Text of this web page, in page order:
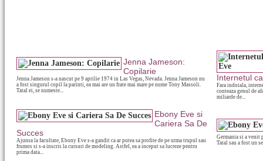
Jenna Jameson:
Copilarie
Jenna Jameson s-a nascut pe 9 aprilie 1974 in Las Vegas, Nevada. Jenna Jameson nu
a fost singurul copil la parinti, ea mai are un frate mai mare pe nume Tony Massoli.
Tatal ei, se numeste...
Internetul
Fara indoiala,
conteaza genul de
miliarde de...
Ebony Eve si
Cariera Sa De
Succes
Ajunsa la facultate, Ebony Eve s-a gandit ca ar putea sa profite de pe urma trupul sau
frumos si s-a inscris la cursuri de modeling. Astfel, ea a inceput sa lucreze pentru
prima data...
Germania si a venit
Tatal sau a fost un